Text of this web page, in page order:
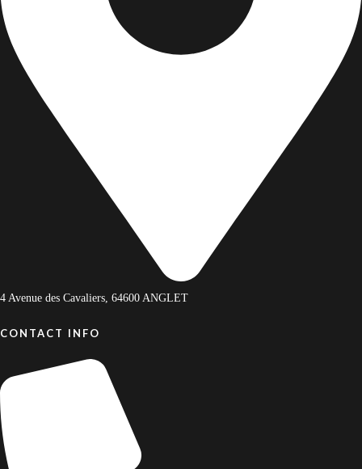
09 81 00 36 37
Localisation
4.5/5 sur Google
4.5/5 sur Google
4 Avenue des Cavaliers, 64600 ANGLET
CONTACT INFO